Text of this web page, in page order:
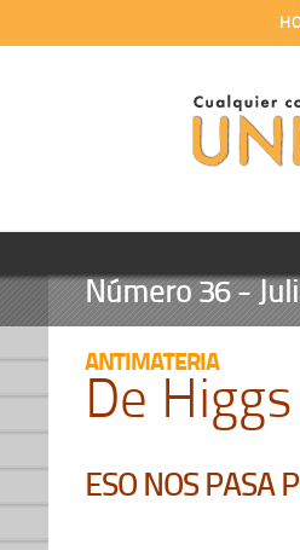
Número 36 -
ANTIMATERIA
De
ESO NOS PASA